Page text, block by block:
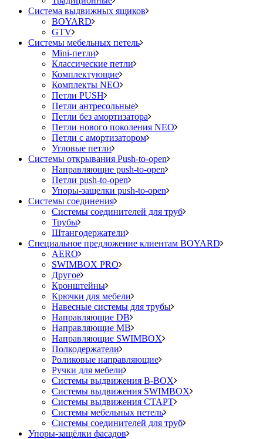
Система выдвижных ящиков
BOYARD
GTV
Системы мебельных петель
Mini-петли
Классические петли
Комплектующие
Комплекты NEO
Петли PUSH
Петли антресольные
Петли без амортизатора
Петли нового поколения NEO
Петли с амортизатором
Угловые петли
Системы открывания Push-to-open
Направляющие push-to-open
Петли push-to-open
Упоры-защелки push-to-open
Системы соединения
Системы соединителей для труб
Трубы
Штангодержатели
Специальное предложение клиентам BOYARD
AERO
SWIMBOX PRO
Другое
Кронштейны
Крючки для мебели
Навесные системы для трубы
Направляющие DB
Направляющие MB
Направляющие SWIMBOX
Полкодержатели
Роликовые направляющие
Ручки для мебели
Системы выдвижения B-BOX
Системы выдвижения SWIMBOX
Системы выдвижения СТАРТ
Системы мебельных петель
Системы соединителей для труб
Упоры-защёлки фасадов